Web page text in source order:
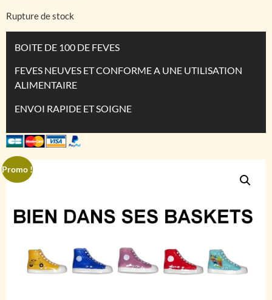
Rupture de stock
BOITE DE 100 DE FEVES
FEVES NEUVES ET CONFORME A UNE UTILISATION
ALIMENTAIRE
ENVOI RAPIDE ET SOIGNE
Promo !